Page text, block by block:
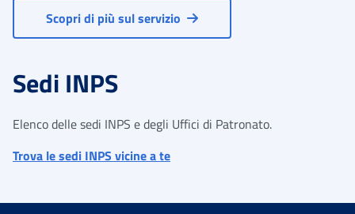
Scopri di più sul servizio
Sedi INPS
Elenco delle sedi INPS e degli Uffici di Patronato.
Trova le sedi INPS vicine a te